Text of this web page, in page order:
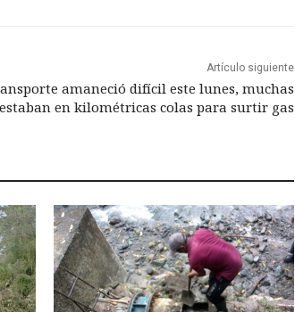
Artículo siguiente
amaneció difícil este lunes, muchas
en kilométricas colas para surtir gas